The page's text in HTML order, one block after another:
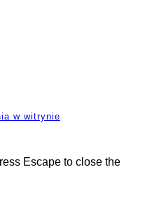
w witrynie
Escape to close the